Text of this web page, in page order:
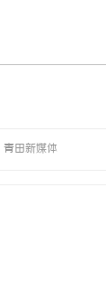
青田新媒体